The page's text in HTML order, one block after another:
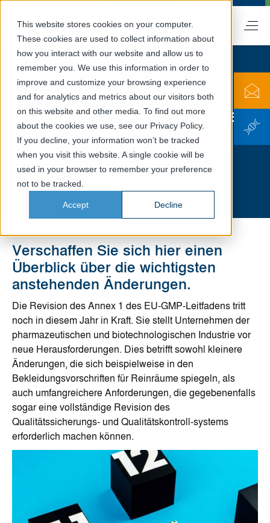
This website stores cookies on your computer.
These cookies are used to collect information about
how you interact with our website and allow us to
remember you. We use this information in order to
improve and customize your browsing experience
and for analytics and metrics about our visitors both
on this website and other media. To find out more
about the cookies we use, see our Privacy Policy.
If you decline, your information won’t be tracked
when you visit this website. A single cookie will be
used in your browser to remember your preference
not to be tracked.
Accept Decline
02.08.2023
Revision des Annex 1 –
Neue Ansätze in der sterilen
Herstellung?
Verschaffen Sie sich hier einen
Überblick über die wichtigsten
anstehenden Änderungen.
Die Revision des Annex 1 des EU-GMP-Leitfadens tritt
noch in diesem Jahr in Kraft. Sie stellt Unternehmen der
pharmazeutischen und biotechnologischen Industrie vor
neue Herausforderungen. Dies betrifft sowohl kleinere
Änderungen, die sich beispielweise in den
Bekleidungsvorschriften für Reinräume spiegeln, als
auch umfangreichere Anforderungen, die gegebenenfalls
sogar eine vollständige Revision des
Qualitätssicherungs- und Qualitätskontroll-systems
erforderlich machen können.